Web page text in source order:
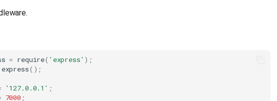
= require( 'express' );
express();
'127.0.0.1' ;
7000 ;